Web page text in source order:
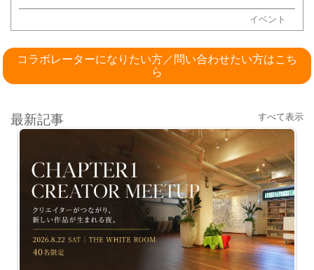
イベント
コラボレーターになりたい方／問い合わせたい方はこち
ら
最新記事 すべて表示